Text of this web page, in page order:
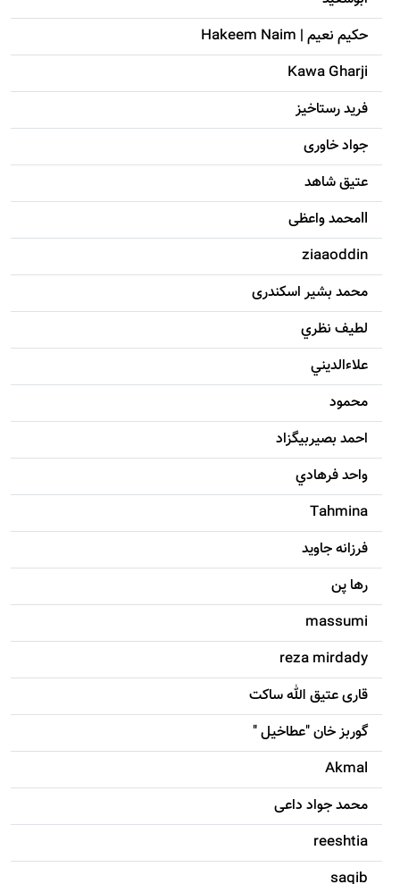
حکيم نعيم | Hakeem Naim
Kawa Gharji
فرید رستاخیز
جواد خاوری
عتیق شاهد
llمحمد واعظی
ziaaoddin
محمد بشیر اسکندری
لطيف نظري
علاءالديني
محمود
احمد بصيربيگزاد
واحد فرهادي
Tahmina
فرزانه جاويد
رها پن
massumi
reza mirdady
قاری عتیق الله ساکت
گوربز خان "عطاخیل "
Akmal
محمد جواد داعی
reeshtia
saqib